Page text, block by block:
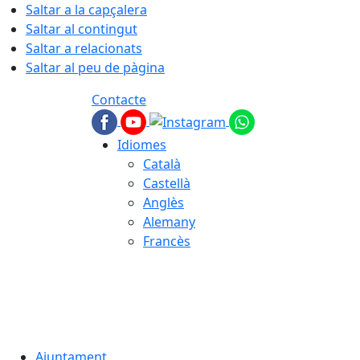
Saltar a la capçalera
Saltar al contingut
Saltar a relacionats
Saltar al peu de pàgina
Contacte
Idiomes
Català
Castellà
Anglès
Alemany
Francès